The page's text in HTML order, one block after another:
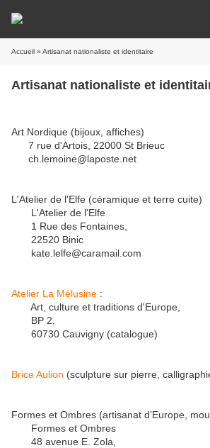
Accueil » Artisanat nationaliste et identitaire
Artisanat nationaliste et
Art Nordique (bijoux, affiches)
7 rue d'Artois, 22000 St Brieuc
ch.lemoine@laposte.net
L'Atelier de l'Elfe (céramique et terre cuite)
L'Atelier de l'Elfe
1 Rue des Fontaines,
22520 Binic
kate.lelfe@caramail.com
Atelier La Mélusine :
Art, culture et traditions d'Europe,
BP 2,
60730 Cauvigny (catalogue)
Brice Aulion (sculpture sur pierre,
Formes et Ombres (artisanat d’Europe,
Formes et Ombres
48 avenue E. Zola,